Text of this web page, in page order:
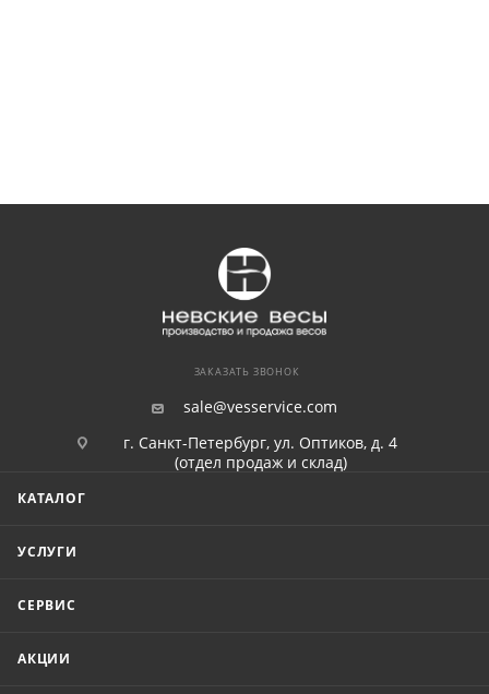
ЗАКАЗАТЬ ЗВОНОК
sale@vesservice.com
г. Санкт-Петербург, ул. Оптиков, д. 4
(отдел продаж и склад)
КАТАЛОГ
УСЛУГИ
СЕРВИС
АКЦИИ